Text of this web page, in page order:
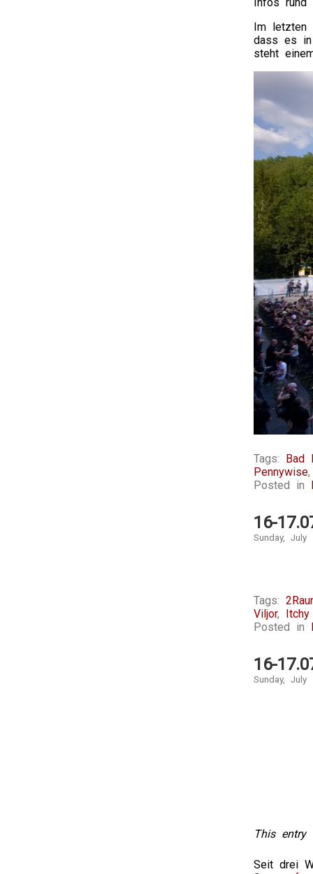
Im letzten
dass es in
steht
Tags: Bad
Pennywise
Posted in
16-
Sunday, July
Tags:
Viljor,
Posted in
16-
Sunday, July
This entry
Seit drei